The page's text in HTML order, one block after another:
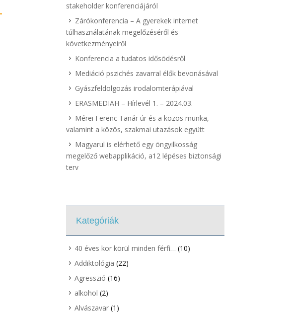
stakeholder konferenciájáról
Zárókonferencia – A gyerekek internet
túlhasználatának megelőzéséről és
következményeiről
Konferencia a tudatos idősödésről
Mediáció pszichés zavarral élők bevonásával
Gyászfeldolgozás irodalomterápiával
ERASMEDIAH – Hírlevél 1. – 2024.03.
Mérei Ferenc Tanár úr és a közös munka,
valamint a közös, szakmai utazások együtt
Magyarul is elérhető egy öngyilkosság
megelőző webapplikáció, a12 lépéses biztonsági
terv
Kategóriák
40 éves kor körül minden férfi… (10)
Addiktológia (22)
Agresszió (16)
alkohol (2)
Alvászavar(1)